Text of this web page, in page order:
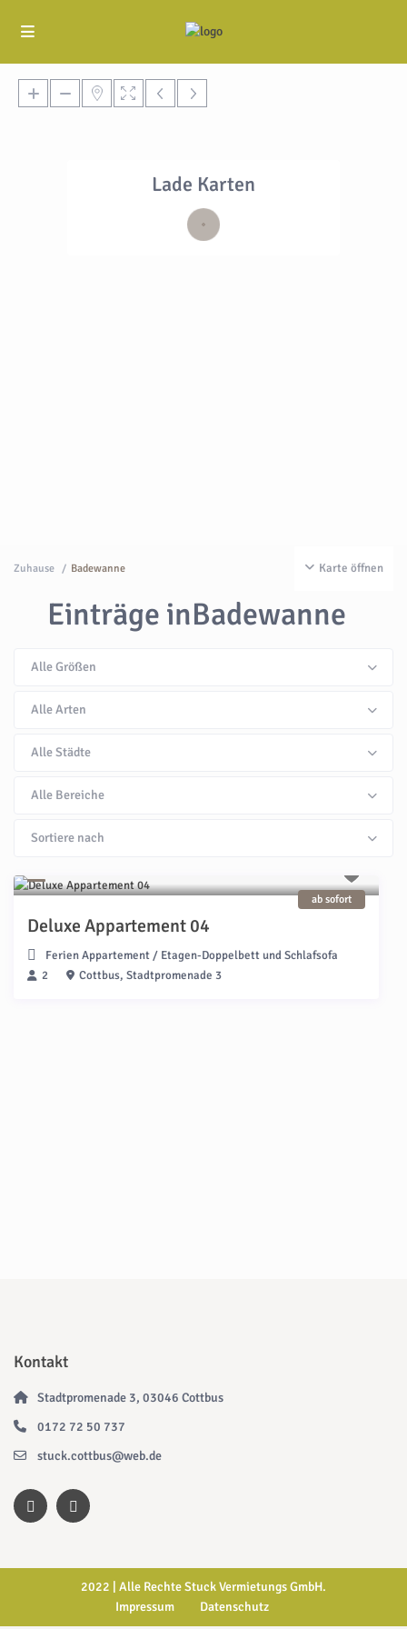
Lade Karten
Karte öffnen
Zuhause Badewanne
Einträge inBadewanne
Alle Größen
Alle Arten
Alle Städte
Alle Bereiche
Sortiere nach
ab sofort
Deluxe Appartement 04
Ferien Appartement / Etagen-Doppelbett und Schlafsofa
2
Cottbus, Stadtpromenade 3
Kontakt
Stadtpromenade 3, 03046 Cottbus
0172 72 50 737
stuck.cottbus@web.de
2022 | Alle Rechte Stuck Vermietungs GmbH.
Impressum
Datenschutz